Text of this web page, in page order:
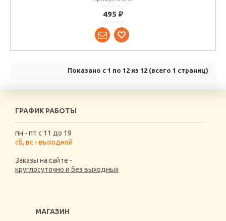
495 ₽
Показано с 1 по 12 из 12 (всего 1 страниц)
ГРАФИК РАБОТЫ
пн - пт с 11 до 19
сб, вс - выходной
Заказы на сайте -
круглосуточно и без выходных
МАГАЗИН